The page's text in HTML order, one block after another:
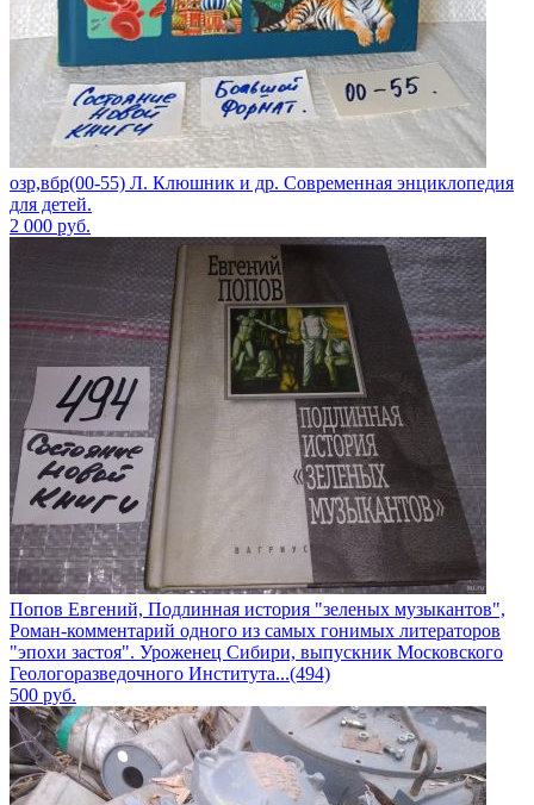
озр,вбр(00-55) Л. Клюшник и др. Современная энциклопедия
для детей.
2 000 руб.
Попов Евгений, Подлинная история "зеленых музыкантов",
Роман-комментарий одного из самых гонимых литераторов
"эпохи застоя". Уроженец Сибири, выпускник Московского
Геологоразведочного Института...(494)
500 руб.